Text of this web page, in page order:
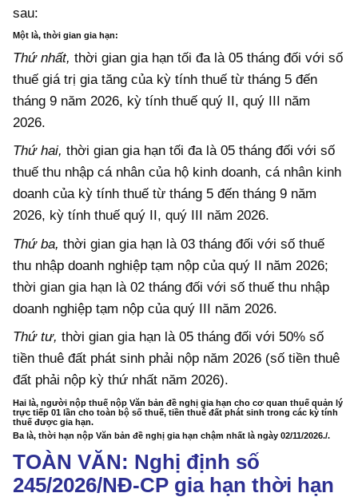
sau:
Một là, thời gian gia hạn:
Thứ nhất, thời gian gia hạn tối đa là 05 tháng đối với số
thuế giá trị gia tăng của kỳ tính thuế từ tháng 5 đến
tháng 9 năm 2026, kỳ tính thuế quý II, quý III năm
2026.
Thứ hai, thời gian gia hạn tối đa là 05 tháng đối với số
thuế thu nhập cá nhân của hộ kinh doanh, cá nhân kinh
doanh của kỳ tính thuế từ tháng 5 đến tháng 9 năm
2026, kỳ tính thuế quý II, quý III năm 2026.
Thứ ba, thời gian gia hạn là 03 tháng đối với số thuế
thu nhập doanh nghiệp tạm nộp của quý II năm 2026;
thời gian gia hạn là 02 tháng đối với số thuế thu nhập
doanh nghiệp tạm nộp của quý III năm 2026.
Thứ tư, thời gian gia hạn là 05 tháng đối với 50% số
tiền thuê đất phát sinh phải nộp năm 2026 (số tiền thuê
đất phải nộp kỳ thứ nhất năm 2026).
Hai là, người nộp thuế nộp Văn bản đề nghị gia hạn cho cơ quan thuế quản lý
trực tiếp 01 lần cho toàn bộ số thuế, tiền thuê đất phát sinh trong các kỳ tính
thuế được gia hạn.
Ba là, thời hạn nộp Văn bản đề nghị gia hạn chậm nhất là ngày 02/11/2026./.
TOÀN VĂN: Nghị định số
245/2026/NĐ-CP gia hạn thời hạn